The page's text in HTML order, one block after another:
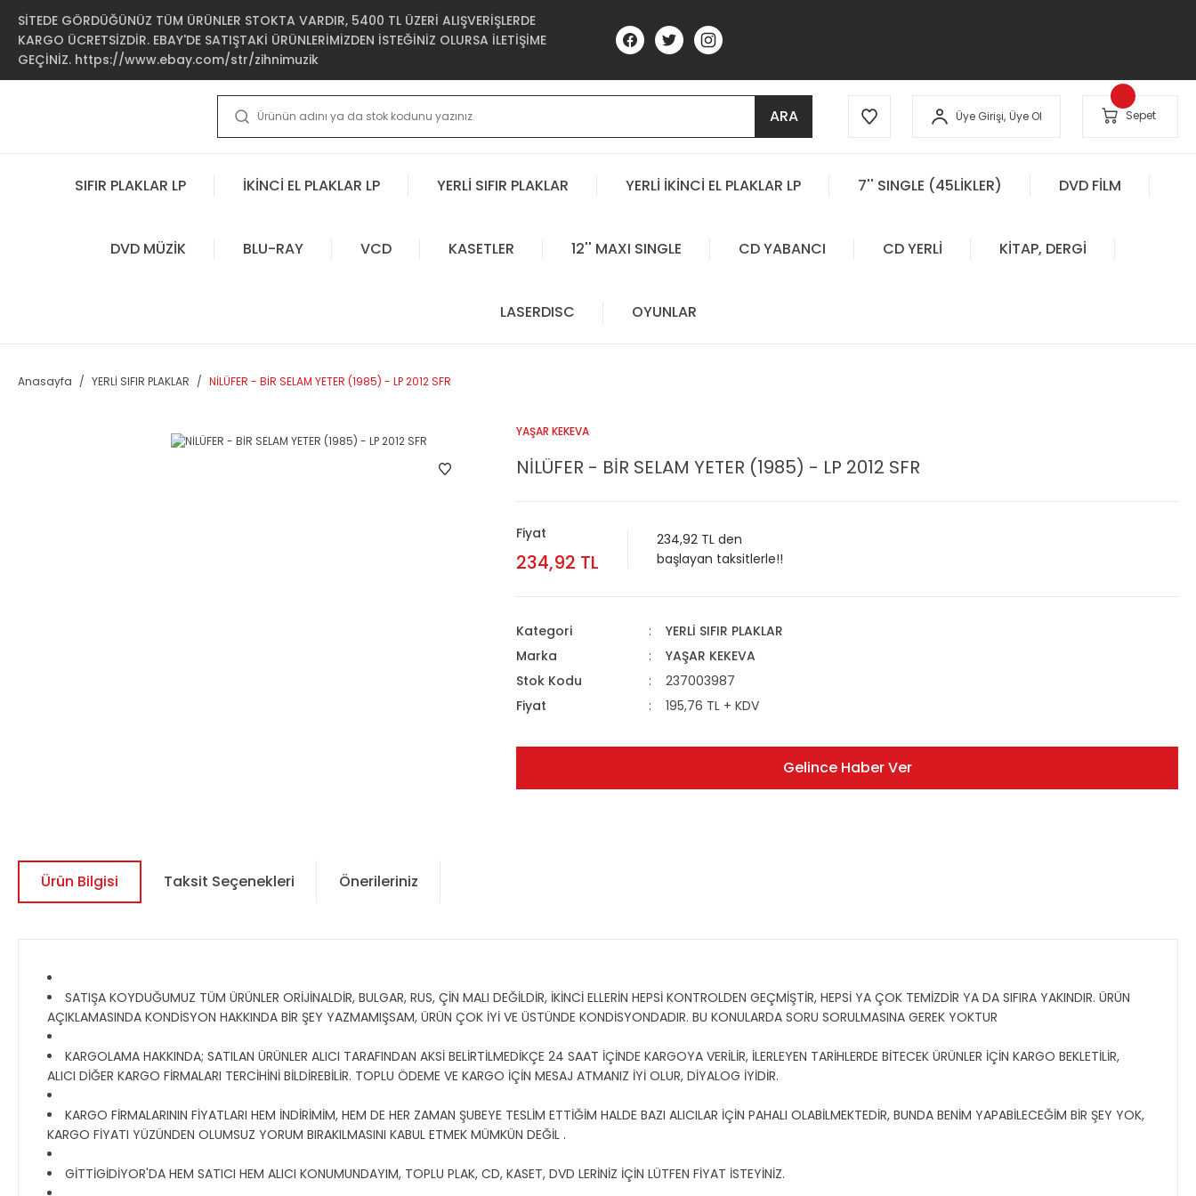
SİTEDE GÖRDÜĞÜNÜZ TÜM ÜRÜNLER STOKTA VARDIR, 5400 TL ÜZERİ ALIŞVERİŞLERDE
KARGO ÜCRETSİZDİR. EBAY'DE SATIŞTAKİ ÜRÜNLERİMİZDEN İSTEĞİNİZ OLURSA İLETİŞİME
GEÇİNİZ. https://www.ebay.com/str/zihnimuzik
ARA Üye Girişi, Üye Ol Sepet
SIFIR PLAKLAR LP İKİNCİ EL PLAKLAR LP YERLİ SIFIR PLAKLAR YERLİ İKİNCİ EL PLAKLAR LP 7'' SINGLE (45LİKLER) DVD FİLM
DVD MÜZİK BLU-RAY VCD KASETLER 12'' MAXI SINGLE CD YABANCI CD YERLİ KİTAP, DERGİ
LASERDISC OYUNLAR
Anasayfa YERLİ SIFIR PLAKLAR NİLÜFER - BİR SELAM YETER (1985) - LP 2012 SFR
YAŞAR KEKEVA
NİLÜFER - BİR SELAM YETER (1985) - LP 2012 SFR
Fiyat
234,92 TL
234,92 TL den
başlayan taksitlerle!!
Kategori
YERLİ SIFIR PLAKLAR
Marka
YAŞAR KEKEVA
Stok Kodu
237003987
Fiyat
195,76 TL + KDV
Gelince Haber Ver
Ürün Bilgisi Taksit Seçenekleri Önerileriniz
SATIŞA KOYDUĞUMUZ TÜM ÜRÜNLER ORİJİNALDİR, BULGAR, RUS, ÇİN MALI DEĞİLDİR, İKİNCİ ELLERİN HEPSİ KONTROLDEN GEÇMİŞTİR, HEPSİ YA ÇOK TEMİZDİR YA DA SIFIRA YAKINDIR. ÜRÜN
AÇIKLAMASINDA KONDİSYON HAKKINDA BİR ŞEY YAZMAMIŞSAM, ÜRÜN ÇOK İYİ VE ÜSTÜNDE KONDİSYONDADIR. BU KONULARDA SORU SORULMASINA GEREK YOKTUR
KARGOLAMA HAKKINDA; SATILAN ÜRÜNLER ALICI TARAFINDAN AKSİ BELİRTİLMEDİKÇE 24 SAAT İÇİNDE KARGOYA VERİLİR, İLERLEYEN TARİHLERDE BİTECEK ÜRÜNLER İÇİN KARGO BEKLETİLİR,
ALICI DİĞER KARGO FİRMALARI TERCİHİNİ BİLDİREBİLİR. TOPLU ÖDEME VE KARGO İÇİN MESAJ ATMANIZ İYİ OLUR, DİYALOG İYİDİR.
KARGO FİRMALARININ FİYATLARI HEM İNDİRİMİM, HEM DE HER ZAMAN ŞUBEYE TESLİM ETTİĞİM HALDE BAZI ALICILAR İÇİN PAHALI OLABİLMEKTEDİR, BUNDA BENİM YAPABİLECEĞİM BİR ŞEY YOK,
KARGO FİYATI YÜZÜNDEN OLUMSUZ YORUM BIRAKILMASINI KABUL ETMEK MÜMKÜN DEĞİL .
GİTTİGİDİYOR'DA HEM SATICI HEM ALICI KONUMUNDAYIM, TOPLU PLAK, CD, KASET, DVD LERİNİZ İÇİN LÜTFEN FİYAT İSTEYİNİZ.